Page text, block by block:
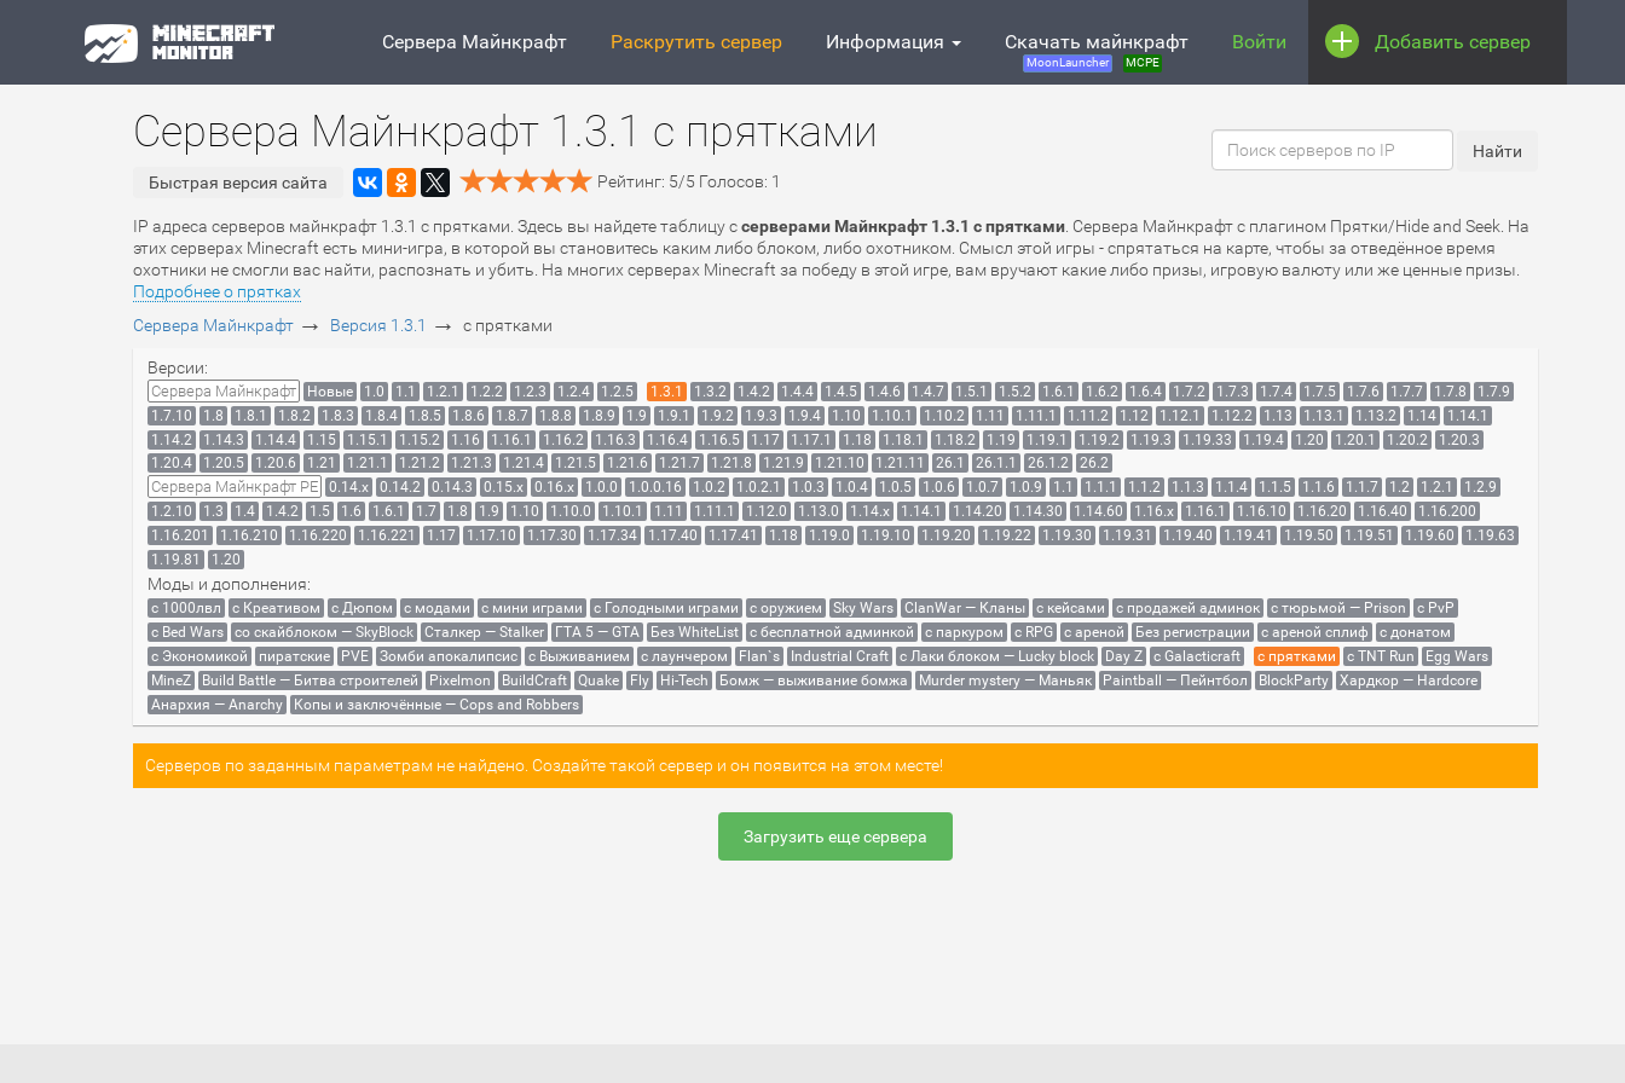
Сервера Майнкрафт Раскрутить сервер Информация Скачать майнкрафт
MoonLauncher MCPE
Войти Добавить сервер
Сервера Майнкрафт 1.3.1 с прятками
Быстрая версия сайта Рейтинг: 5/5 Голосов: 1
IP адреса серверов майнкрафт 1.3.1 с прятками. Здесь вы найдете таблицу ссерверами Майнкрафт 1.3.1 с прятками . Сервера Майнкрафт с плагином Прятки/Hide and Seek. На
этих серверах Minecraft есть мини-игра, в которой вы становитесь каким либо блоком, либо охотником. Смысл этой игры - спрятаться на карте, чтобы за отведённое время
охотники не смогли вас найти, распознать и убить. На многих серверах Minecraft за победу в этой игре, вам вручают какие либо призы, игровую валюту или же ценные призы.
Подробнее о прятках
Сервера Майнкрафт → Версия 1.3.1 → с прятками
Версии:
Сервера Майнкрафт Новые 1.0 1.1 1.2.1 1.2.2 1.2.3 1.2.4 1.2.5 1.3.1 1.3.2 1.4.2 1.4.4 1.4.5 1.4.6 1.4.7 1.5.1 1.5.2 1.6.1 1.6.2 1.6.4 1.7.2 1.7.3 1.7.4 1.7.5 1.7.6 1.7.7 1.7.8
1.7.9
1.7.10
1.8 1.8.1 1.8.2 1.8.3 1.8.4 1.8.5 1.8.6 1.8.7 1.8.8 1.8.9 1.9 1.9.1 1.9.2 1.9.3 1.9.4 1.10 1.10.1 1.10.2 1.11 1.11.1 1.11.2 1.12 1.12.1 1.12.2 1.13 1.13.1 1.13.2 1.14
1.14.1
1.14.2
1.14.3 1.14.4 1.15 1.15.1 1.15.2 1.16 1.16.1 1.16.2 1.16.3 1.16.4 1.16.5 1.17 1.17.1 1.18 1.18.1 1.18.2 1.19 1.19.1 1.19.2 1.19.3 1.19.33 1.19.4 1.20 1.20.1 1.20.2
1.20.3
1.20.4
1.20.5 1.20.6 1.21 1.21.1 1.21.2 1.21.3 1.21.4 1.21.5 1.21.6 1.21.7 1.21.8 1.21.9 1.21.10 1.21.11 26.1 26.1.1 26.1.2 26.2
Сервера Майнкрафт PE 0.14.x 0.14.2 0.14.3 0.15.x 0.16.x 1.0.0 1.0.0.16 1.0.2 1.0.2.1 1.0.3 1.0.4 1.0.5 1.0.6 1.0.7 1.0.9 1.1 1.1.1 1.1.2 1.1.3 1.1.4 1.1.5 1.1.6 1.1.7 1.2 1.2.1
1.2.9
1.2.10
1.3 1.4 1.4.2 1.5 1.6 1.6.1 1.7 1.8 1.9 1.10 1.10.0 1.10.1 1.11 1.11.1 1.12.0 1.13.0 1.14.x 1.14.1 1.14.20 1.14.30 1.14.60 1.16.x 1.16.1 1.16.10 1.16.20 1.16.40
1.16.200
1.16.201
1.16.210 1.16.220 1.16.221 1.17 1.17.10 1.17.30 1.17.34 1.17.40 1.17.41 1.18 1.19.0 1.19.10 1.19.20 1.19.22 1.19.30 1.19.31 1.19.40 1.19.41 1.19.50 1.19.51 1.19.60
1.19.63
1.19.81
1.20
Моды и дополнения:
с 1000лвл c Креативом с Дюпом с модами с мини играми с Голодными играми с оружием Sky Wars ClanWar — Кланы с кейсами с продажей админок с тюрьмой — Prison
с PvP
с Bed Wars
со скайблоком — SkyBlock Сталкер — Stalker ГТА 5 — GTA Без WhiteList с бесплатной админкой с паркуром с RPG с ареной Без регистрации с ареной сплиф
с донатом
с Экономикой
пиратские PVE Зомби апокалипсис с Выживанием с лаунчером Flan`s Industrial Craft с Лаки блоком — Lucky block Day Z с Galacticraft с прятками с TNT Run
Egg Wars
MineZ
Build Battle — Битва строителей Pixelmon BuildCraft Quake Fly Hi-Tech Бомж — выживание бомжа Murder mystery — Маньяк Paintball — Пейнтбол BlockParty
Хардкор — Hardcore
Анархия — Anarchy
Копы и заключённые — Cops and Robbers
Серверов по заданным параметрам не найдено. Создайте такой сервер и он появится на этом месте!
Загрузить еще сервера